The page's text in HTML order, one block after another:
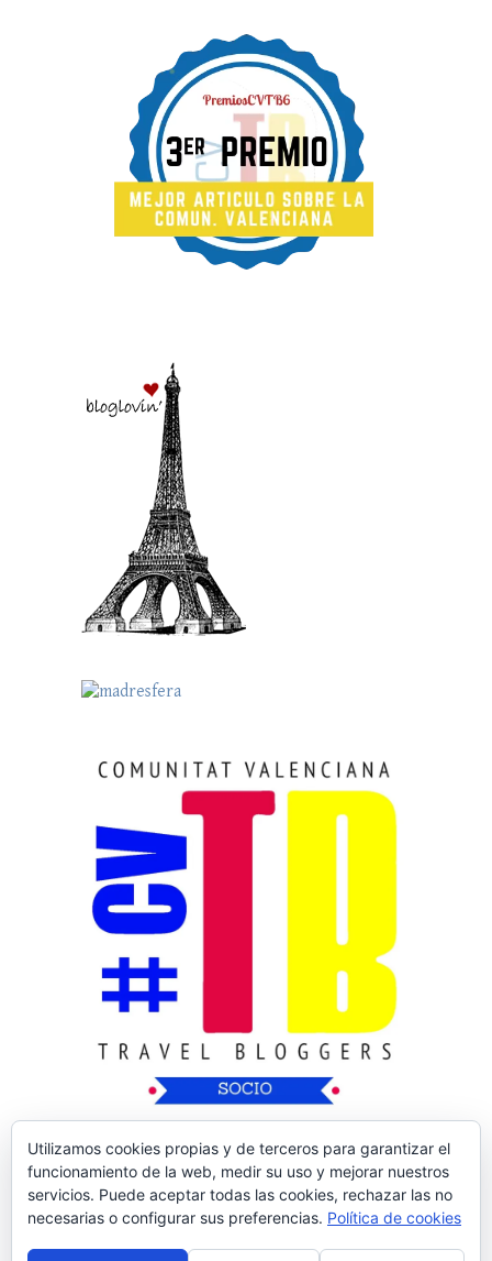
Copyright © 2026Nos Vamos de Rutica| Tema
Utilizamos cookies propias y de terceros para garantizar el
funcionamiento de la web, medir su uso y mejorar nuestros
servicios. Puede aceptar todas las cookies, rechazar las no
necesarias o configurar sus preferencias. Política de cookies